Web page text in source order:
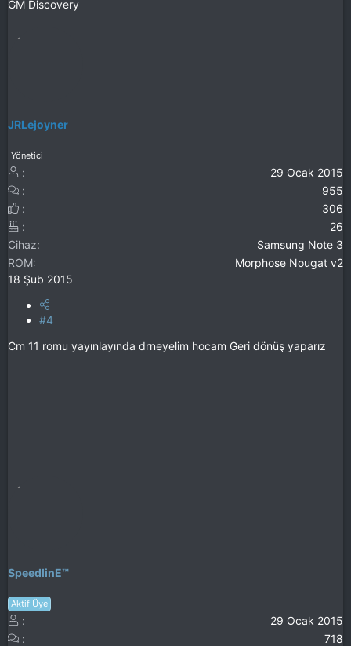
GM Discovery
JRLejoyner
Yönetici
29 Ocak 2015
955
306
26
Cihaz
Samsung Note 3
ROM
Morphose Nougat v2
18 Şub 2015
#4
Cm 11 romu yayınlayında drneyelim hocam Geri dönüş yaparız
SpeedlinE™
Aktif Üye
29 Ocak 2015
718